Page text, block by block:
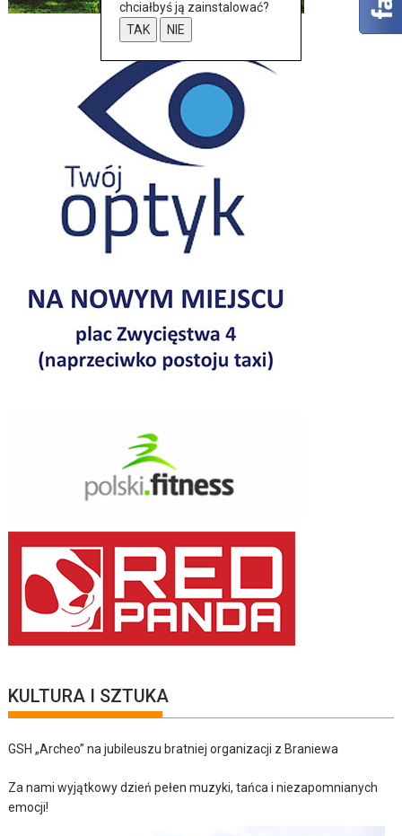
KULTURA I SZTUKA
GSH „Archeo” na jubileuszu bratniej organizacji z Braniewa
Za nami wyjątkowy dzień pełen muzyki, tańca i niezapomnianych
emocji!
chciałbyś ją zainstalować?
TAK
NIE